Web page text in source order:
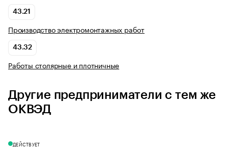
43.21
Производство электромонтажных работ
43.32
Работы столярные и плотничные
Другие предприниматели с тем же
ОКВЭД
ДЕЙСТВУЕТ